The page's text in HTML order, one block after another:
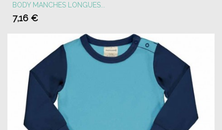
BODY MANCHES LONGUES...
7,16 €